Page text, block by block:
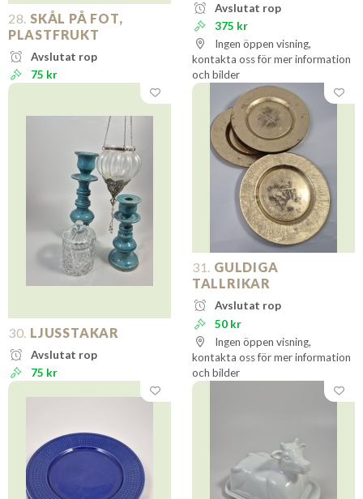
28. SKÅL PÅ FOT,
PLASTFRUKT
Avslutat rop
75 kr
Avslutat rop
375 kr
Ingen öppen visning,
kontakta oss för mer information
och bilder
30. LJUSSTAKAR
Avslutat rop
75 kr
31. GULDIGA
TALLRIKAR
Avslutat rop
50 kr
Ingen öppen visning,
kontakta oss för mer information
och bilder